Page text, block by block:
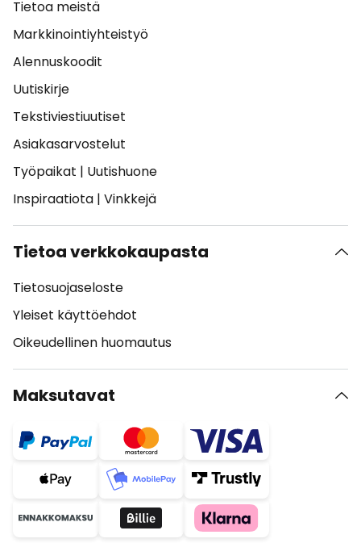
Tietoa meistä
Markkinointiyhteistyö
Alennuskoodit
Uutiskirje
Tekstiviestiuutiset
Asiakasarvostelut
Työpaikat | Uutishuone
Inspiraatiota | Vinkkejä
Tietoa verkkokaupasta
Tietosuojaseloste
Yleiset käyttöehdot
Oikeudellinen huomautus
Maksutavat